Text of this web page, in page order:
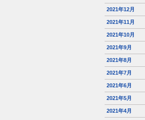
2021年12月
2021年11月
2021年10月
2021年9月
2021年8月
2021年7月
2021年6月
2021年5月
2021年4月